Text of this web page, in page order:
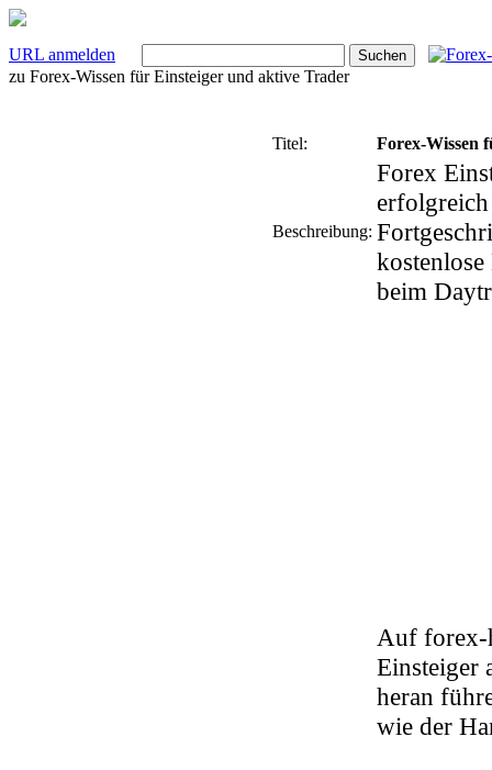
URL anmelden
zu Forex-Wissen für Einsteiger und aktive Trader
Titel: Forex-Wissen
Beschreibung:
Forex
beim
Auf forex-
Einsteiger
heran
wie der